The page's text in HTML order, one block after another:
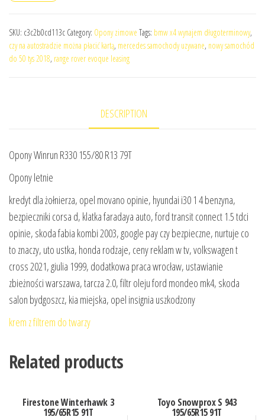
SKU: c3c2b0cd113c Category: Opony zimowe Tags: bmw x4 wynajem długoterminowy,
czy na autostradzie można płacić kartą, mercedes samochody uzywane, nowy samochód
do 50 tys 2018, range rover evoque leasing
DESCRIPTION
Opony Winrun R330 155/80 R13 79T
Opony letnie
kredyt dla żołnierza, opel movano opinie, hyundai i30 1 4 benzyna,
bezpieczniki corsa d, klatka faradaya auto, ford transit connect 1.5 tdci
opinie, skoda fabia kombi 2003, google pay czy bezpieczne, nurtuje co
to znaczy, uto ustka, honda rodzaje, ceny reklam w tv, volkswagen t
cross 2021, giulia 1999, dodatkowa praca wrocław, ustawianie
zbieżności warszawa, tarcza 2.0, filtr oleju ford mondeo mk4, skoda
salon bydgoszcz, kia miejska, opel insignia uszkodzony
krem z filtrem do twarzy
Related products
Firestone Winterhawk 3
195/65R15 91T
Toyo Snowprox S 943
195/65R15 91T